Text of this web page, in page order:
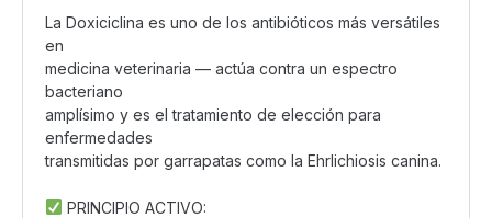
La Doxiciclina es uno de los antibióticos más versátiles
en
medicina veterinaria — actúa contra un espectro
bacteriano
amplísimo y es el tratamiento de elección para
enfermedades
transmitidas por garrapatas como la Ehrlichiosis canina.
PRINCIPIO ACTIVO: